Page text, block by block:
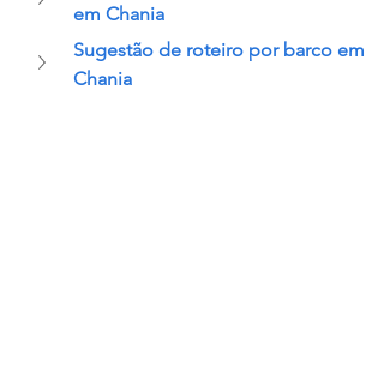
em Chania
Sugestão de roteiro por barco em
Chania